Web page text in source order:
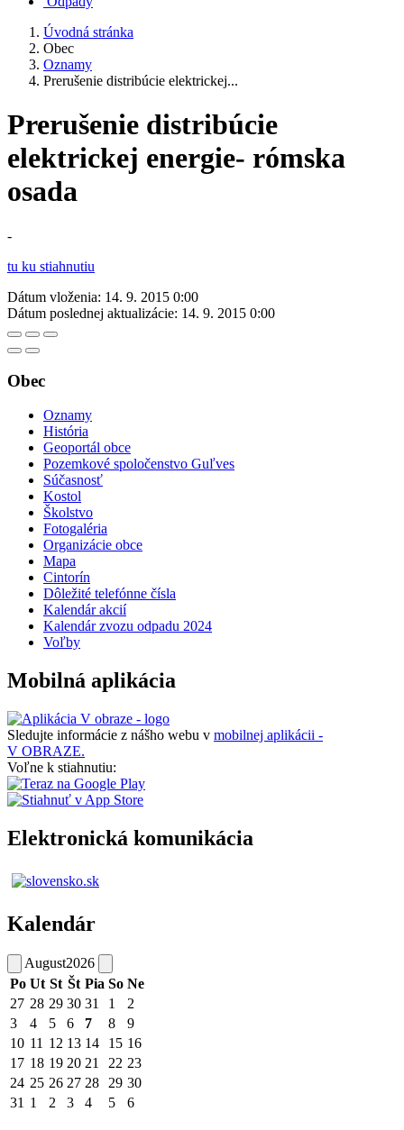
Úvodná stránka
Obec
Oznamy
Prerušenie distribúcie elektrickej...
Prerušenie distribúcie
elektrickej energie- rómska
osada
-
tu ku stiahnutiu
Dátum vloženia: 14. 9. 2015 0:00
Dátum poslednej aktualizácie: 14. 9. 2015 0:00
Obec
Oznamy
História
Geoportál obce
Pozemkové spoločenstvo Guľves
Súčasnosť
Kostol
Školstvo
Fotogaléria
Organizácie obce
Mapa
Cintorín
Dôležité telefónne čísla
Kalendár akcií
Kalendár zvozu odpadu 2024
Voľby
Mobilná aplikácia
Sledujte informácie z nášho webu v mobilnej aplikácii -
V OBRAZE.
Voľne k stiahnutiu:
Elektronická komunikácia
Kalendár
August2026
Po Ut St Št Pia So Ne
27 28 29 30 31 1
2
3
4 5 6 7 8
9
10 11 12 13 14 15 16
17 18 19 20 21 22 23
24 25 26 27 28 29 30
31 1 2 3 4 5 6